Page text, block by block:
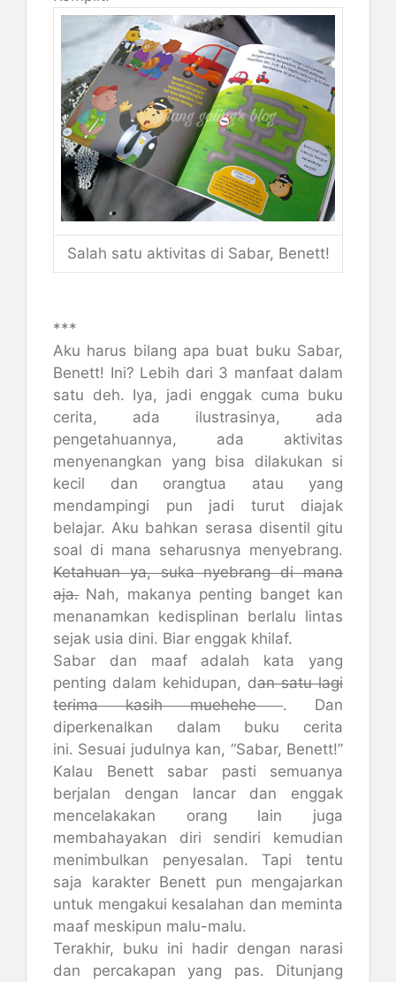
Salah satu aktivitas di Sabar, Benett!
***
Aku harus bilang apa buat buku Sabar,
Benett! Ini? Lebih dari 3 manfaat dalam
satu deh. Iya, jadi enggak cuma buku
cerita, ada ilustrasinya, ada
pengetahuannya, ada aktivitas
menyenangkan yang bisa dilakukan si
kecil dan orangtua atau yang
mendampingi pun jadi turut diajak
belajar. Aku bahkan serasa disentil gitu
soal di mana seharusnya menyebrang.
Ketahuan ya, suka nyebrang di mana
aja. Nah, makanya penting banget kan
menanamkan kedisplinan berlalu lintas
sejak usia dini. Biar enggak khilaf.
Sabar dan maaf adalah kata yang
penting dalam kehidupan, dan satu lagi
terima kasih muehehe. Dan
diperkenalkan dalam buku cerita
ini. Sesuai judulnya kan, “Sabar, Benett!”
Kalau Benett sabar pasti semuanya
berjalan dengan lancar dan enggak
mencelakakan orang lain juga
membahayakan diri sendiri kemudian
menimbulkan penyesalan. Tapi tentu
saja karakter Benett pun mengajarkan
untuk mengakui kesalahan dan meminta
maaf meskipun malu-malu.
Terakhir, buku ini hadir dengan narasi
dan percakapan yang pas. Ditunjang